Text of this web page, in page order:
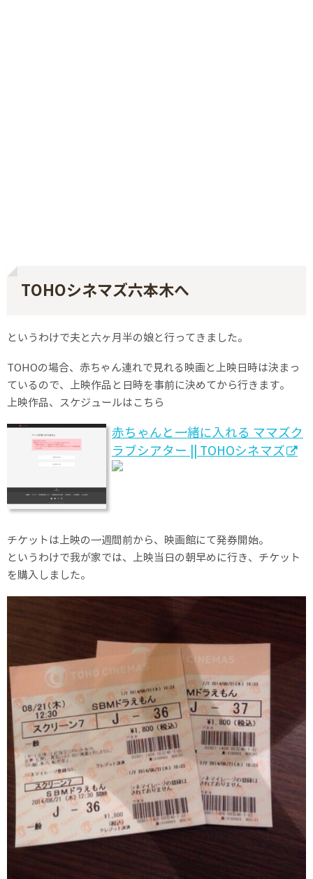
TOHOシネマズ六本木へ
というわけで夫と六ヶ月半の娘と行ってきました。
TOHOの場合、赤ちゃん連れで見れる映画と上映日時は決まっ
ているので、上映作品と日時を事前に決めてから行きます。
上映作品、スケジュールはこちら
赤ちゃんと一緒に入れる ママズク
ラブシアター || TOHOシネマズ
チケットは上映の一週間前から、映画館にて発券開始。
というわけで我が家では、上映当日の朝早めに行き、チケット
を購入しました。